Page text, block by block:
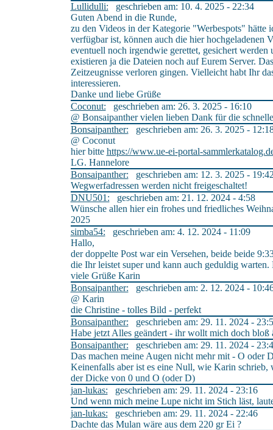
Lullidulli: geschrieben am: 10. 4. 2025 - 22:34
Guten Abend in die Runde,
zu den Videos in der Kategorie "Werbespots" hätte
verfügbar ist, können auch die hier hochgeladenen
eventuell noch irgendwie gerettet, gesichert
existieren ja die Dateien noch auf Eurem Server.
Zeitzeugnisse verloren gingen. Vielleicht habt Ihr
interessieren.
Danke und liebe Grüße
Coconut: geschrieben am: 26. 3. 2025 - 16:10
@ Bonsaipanther vielen lieben Dank für die
Bonsaipanther: geschrieben am: 26. 3. 2025 -
@ Coconut
hier bitte https://www.ue-ei-portal-
LG. Hannelore
Bonsaipanther: geschrieben am: 12. 3. 2025 -
Wegwerfadressen werden nicht freigeschaltet!
DNU501: geschrieben am: 21. 12. 2024 - 4:58
Wünsche allen hier ein frohes und friedliches
2025
simba54: geschrieben am: 4. 12. 2024 - 11:09
Hallo,
der doppelte Post war ein Versehen, beide beide
die Ihr leistet super und kann auch geduldig
viele Grüße Karin
Bonsaipanther: geschrieben am: 2. 12. 2024 -
@ Karin
die Christine - tolles Bild - perfekt
Bonsaipanther: geschrieben am: 29. 11. 2024 -
Habe jetzt Alles geändert - ihr wollt mich doch
Bonsaipanther: geschrieben am: 29. 11. 2024 -
Das machen meine Augen nicht mehr mit - O oder
Keinenfalls aber ist es eine Null, wie Karin schrieb,
der Dicke von 0 und O (oder D)
jan-lukas: geschrieben am: 29. 11. 2024 - 23:16
Und wenn mich meine Lupe nicht im Stich läst,
jan-lukas: geschrieben am: 29. 11. 2024 - 22:46
Dachte das Mulan wäre aus dem 220 gr Ei ?